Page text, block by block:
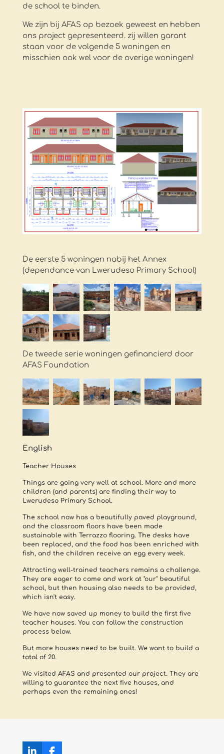
de school te binden.
We zijn bij AFAS op bezoek geweest en hebben
ons project gepresenteerd. zij willen garant
staan voor de volgende 5 woningen en
misschien ook wel voor de overige woningen!
De eerste 5 woningen nabij het Annex
(dependance van Lwerudeso Primary School)
De tweede serie woningen gefinancierd door
AFAS Foundation
English
Teacher Houses
Things are going very well at school. More and more
children (and parents) are finding their way to
Lwerudeso Primary School.
The school now has a beautifully paved playground,
and the classroom floors have been made
sustainable with Terrazzo flooring. The desks have
been replaced, and the food has been enriched with
fish, and the children receive an egg every week.
Attracting well-trained teachers remains a challenge.
They are eager to come and work at "our" beautiful
school, but then housing also needs to be provided,
which isn't easy.
We have now saved up money to build the first five
teacher houses. You can follow the construction
process below.
But more houses need to be built. We want to build a
total of 20.
We visited AFAS and presented our project. They are
willing to guarantee the next five houses, and
perhaps even the remaining ones!